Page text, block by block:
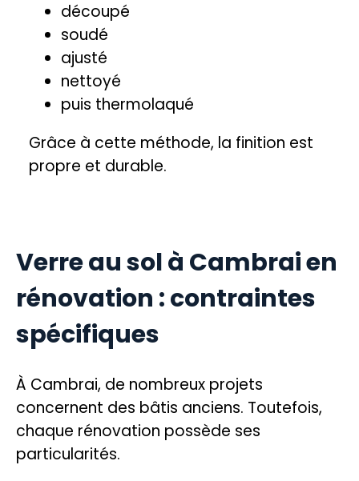
découpé
soudé
ajusté
nettoyé
puis thermolaqué
Grâce à cette méthode, la finition est
propre et durable.
Verre au sol à Cambrai en
rénovation : contraintes
spécifiques
À Cambrai, de nombreux projets
concernent des bâtis anciens. Toutefois,
chaque rénovation possède ses
particularités.